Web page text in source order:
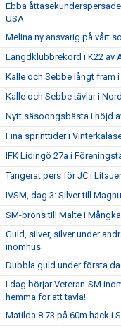
Ebba
USA
Melina ny ansvarig på vårt
Längdklubbrekord i K22 av
Kalle och Sebbe långt fram
Kalle och Sebbe tävlar i
Nytt säsoongsbästa i höjd
Fina sprinttider i
IFK Lidingö 27a i
Tangerat pers för JC i
IVSM, dag 3: Silver till
SM-brons till Malte i
Guld, silver, silver under
inomhus
Dubbla guld under första
I dag börjar Veteran-SM
hemma för att tävla!
Matilda 8.73 på 60m häck i